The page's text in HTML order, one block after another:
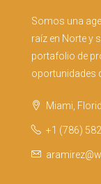
Somos una
raíz en Norte y
portafolio de
oportunidades
Miami,
+1 (786)